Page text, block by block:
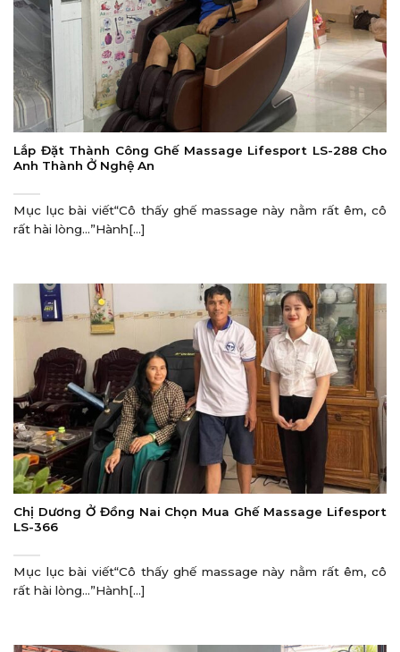
Lắp Đặt Thành Công Ghế Massage Lifesport LS-288 Cho
Anh Thành Ở Nghệ An
Mục lục bài viết“Cô thấy ghế massage này nằm rất êm, cô
rất hài lòng…”Hành[...]
Chị Dương Ở Đồng Nai Chọn Mua Ghế Massage Lifesport
LS-366
Mục lục bài viết“Cô thấy ghế massage này nằm rất êm, cô
rất hài lòng…”Hành[...]